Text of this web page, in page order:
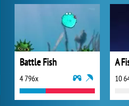
Battle Fish
4 796x
A
10